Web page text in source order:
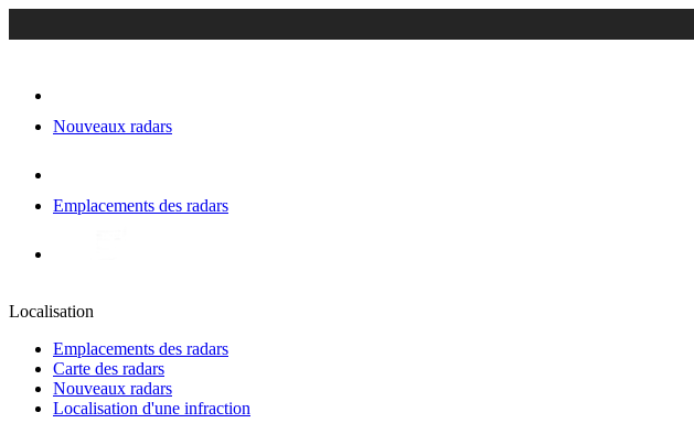
Nouveaux radars
Emplacements des radars
Localisation
Emplacements des radars
Carte des radars
Nouveaux radars
Localisation d'une infraction